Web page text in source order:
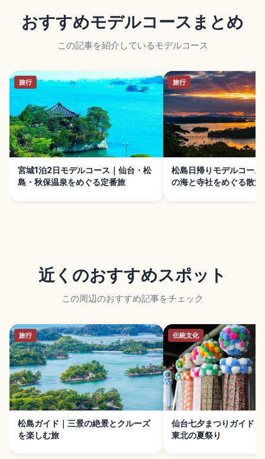
おすすめモデルコースまとめ
この記事を紹介しているモデルコース
旅行
宮城1泊2日モデルコース｜仙台・松
島・秋保温泉をめぐる定番旅
旅行
松島日帰りモデルコース
の海と寺社をめぐる散策
近くのおすすめスポット
この周辺のおすすめ記事をチェック
旅行
松島ガイド｜三景の絶景とクルーズ
を楽しむ旅
伝統文化
仙台七夕まつりガイド
東北の夏祭り